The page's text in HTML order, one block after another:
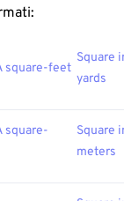
square-feet
Square
yards
square-
Square
meters